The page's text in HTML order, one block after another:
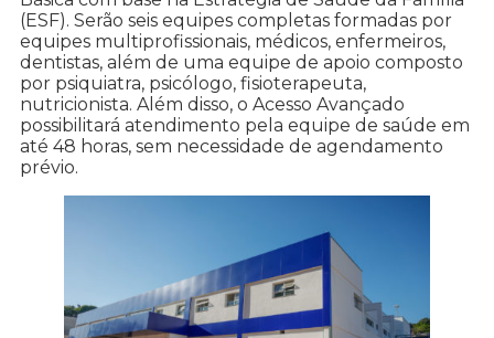
(ESF). Serão seis equipes completas formadas por
equipes multiprofissionais, médicos, enfermeiros,
dentistas, além de uma equipe de apoio composto
por psiquiatra, psicólogo, fisioterapeuta,
nutricionista. Além disso, o Acesso Avançado
possibilitará atendimento pela equipe de saúde em
até 48 horas, sem necessidade de agendamento
prévio.